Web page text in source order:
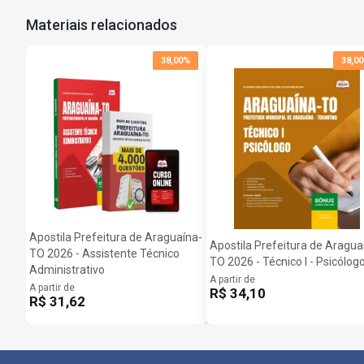
Materiais relacionados
38,00%
Apostila Prefeitura de Araguaína-
TO 2026 - Assistente Técnico
Administrativo
A partir de
R$ 31,62
Apostila Prefeitura de
TO 2026 - Técnico I - Psicólogo
A partir de
R$ 34,10